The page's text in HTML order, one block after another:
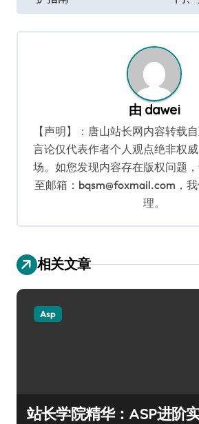
导
由 dawei
【声明】：唐山站长网内容转载
言论仅代表作者个人观点绝非权
场。如您发现内容存在版权问题
至邮箱：bqsm@foxmail.com，
理。
相关文章
Asp
站长学院精华：ASP进阶